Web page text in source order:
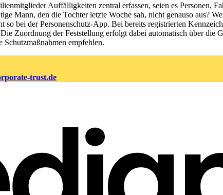
Auffälligkeiten zentral erfassen, seien es Personen,
Mann, den die Tochter letzte Woche sah, nicht genauso aus?
so bei der Personenschutz-App. Bei bereits registrierten
Zuordnung der Feststellung erfolgt dabei automatisch über die
empfehlen.
trust.de